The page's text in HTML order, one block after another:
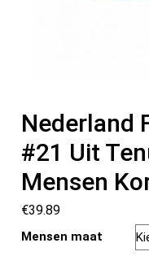
Nederland
#21 Uit
Mensen
€39.89
Mensen maat